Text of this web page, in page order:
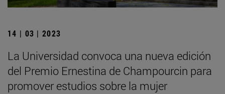
14 | 03 | 2023
La Universidad convoca una nueva edición
del Premio Ernestina de Champourcin para
promover estudios sobre la mujer